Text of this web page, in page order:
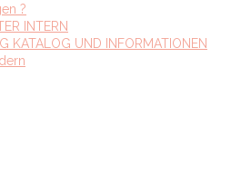
?
INTERN
KATALOG UND INFORMATIONEN